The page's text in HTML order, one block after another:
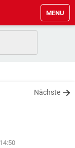
MENU
Nächste